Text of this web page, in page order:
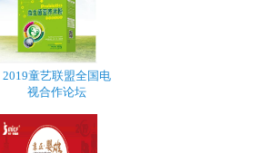
2019童艺联盟全国电
视合作论坛